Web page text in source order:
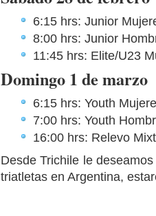
6:15 hrs: Junior
8:00 hrs: Junior
11:45 hrs: Elite/U23
Domingo 1 de marzo
6:15 hrs: Youth
7:00 hrs: Youth
16:00 hrs: Relevo
Desde Trichile le
triatletas en Argentina,